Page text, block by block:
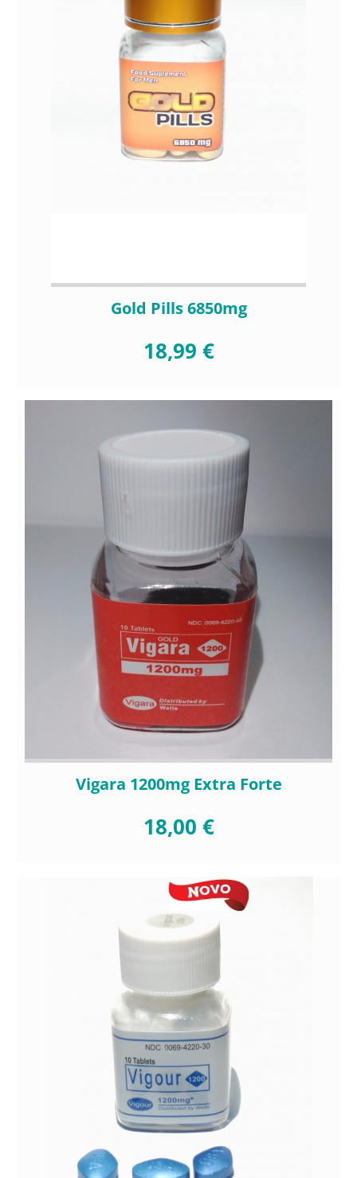
Gold Pills 6850mg
18,99 €
Vigara 1200mg Extra Forte
18,00 €